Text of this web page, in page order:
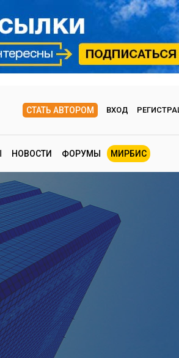
СТАТЬ АВТОРОМ ВХОД
НОВОСТИ ФОРУМЫ МИРБИС